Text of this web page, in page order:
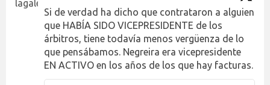
Si de verdad ha dicho que contrataron a alguien
que HABÍA SIDO VICEPRESIDENTE de los
árbitros, tiene todavía menos vergüenza de lo
que pensábamos. Negreira era vicepresidente
EN ACTIVO en los años de los que hay facturas.